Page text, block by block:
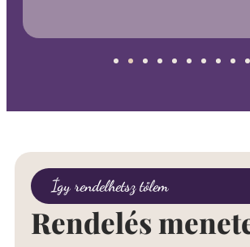
Így rendelhetsz tőlem
Rendelés